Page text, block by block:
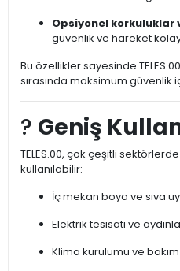
Opsiyonel
güvenlik ve hareket
Bu özellikler sayesinde
sırasında maksimum güvenlik
? Geniş
TELES.00, çok çeşitli
kullanılabilir:
İç mekan boya ve sıva
Elektrik tesisatı ve
Klima kurulumu ve